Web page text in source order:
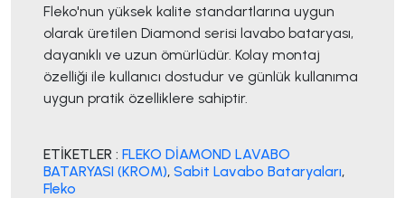
Fleko'nun yüksek kalite standartlarına uygun
olarak üretilen Diamond serisi lavabo bataryası,
dayanıklı ve uzun ömürlüdür. Kolay montaj
özelliği ile kullanıcı dostudur ve günlük kullanıma
uygun pratik özelliklere sahiptir.
ETİKETLER : FLEKO DİAMOND LAVABO
BATARYASI (KROM), Sabit Lavabo Bataryaları,
Fleko